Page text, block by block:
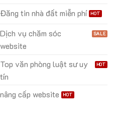
Đăng tin nhà đất miễn phí
Dịch vụ chăm sóc
website
Top văn phòng luật sư uy
tín
nâng cấp website